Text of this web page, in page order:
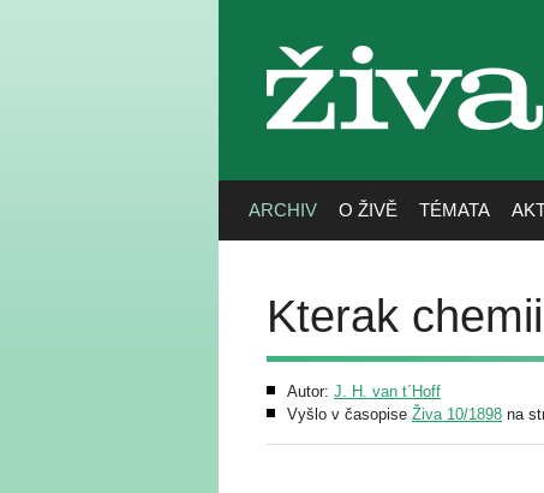
živa
ARCHIV O ŽIVĚ TÉMATA
Kterak
Autor: J. H. van t´Hoff
Vyšlo v časopise Živa 10/1898 na